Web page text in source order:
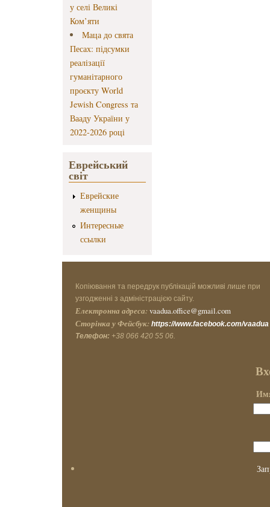
у селі Великі
Ком’яти
Маца до свята
Песах: підсумки
реалізації
гуманітарного
проєкту World
Jewish Congress та
Вааду України у
2022-2026 році
Еврейський
світ
Еврейские
женщины
Интересные
ссылки
Копіювання та передрук публікацій можливі лише при
узгодженні з адміністрацією сайту.
Електронна адреса: vaadua.office@gmail.com
Сторінка у Фейсбук: https://www.facebook.com/vaadua
Телефон: +38 066 420 55 06.